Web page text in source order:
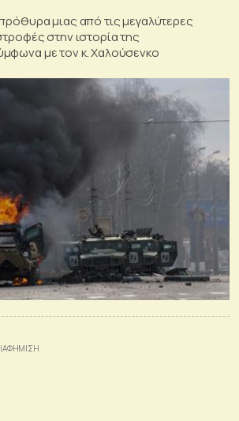
μιας από τις μεγαλύτερες
στην ιστορία της
με τον κ. Χαλούσενκο